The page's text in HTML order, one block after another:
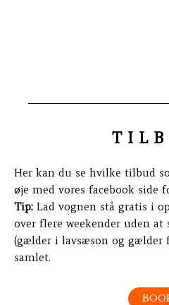
Her kan du se hvilke tilbud
øje med vores facebook side
Tip: Lad vognen stå gratis i
over flere weekender uden
(gælder i lavsæson og gælder
samlet.